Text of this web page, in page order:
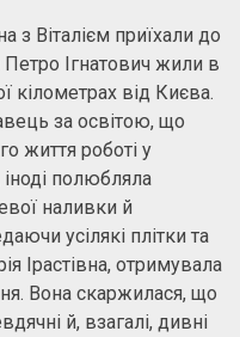
Віталієм приїхали до
Петро Ігнатович жили в
кілометрах від Києва.
за освітою, що
життя роботі у
полюбляла
наливки й
усілякі плітки та
Ірастівна, отримувала
Вона скаржилася, що
й, взагалі, дивні